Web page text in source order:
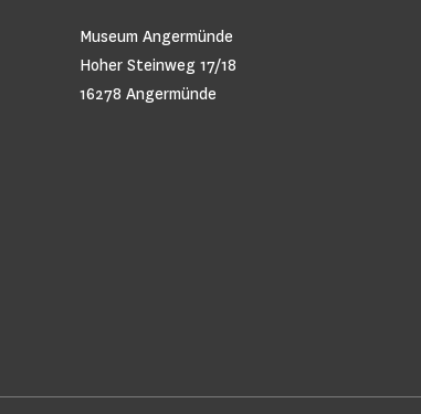
Museum Angermünde
Hoher Steinweg 17/18
16278 Angermünde